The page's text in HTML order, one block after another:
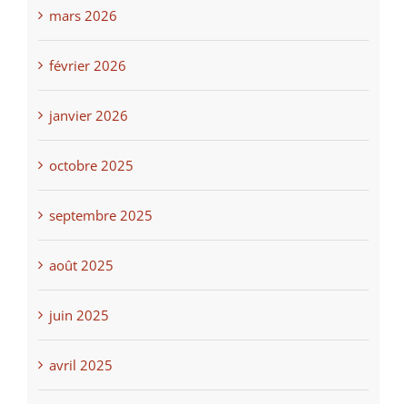
mars 2026
février 2026
janvier 2026
octobre 2025
septembre 2025
août 2025
juin 2025
avril 2025